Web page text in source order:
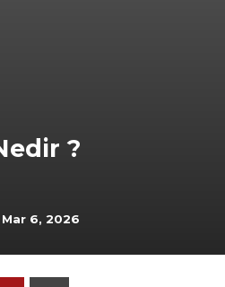
?
Mar 6, 2026